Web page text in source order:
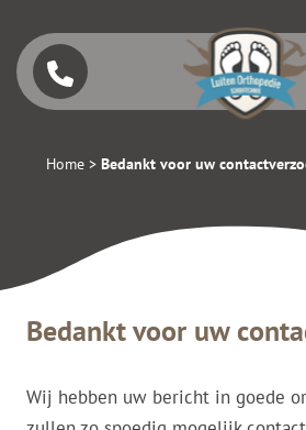
Home > Bedankt voor uw
Bedankt voor uw
Wij hebben uw bericht in goede